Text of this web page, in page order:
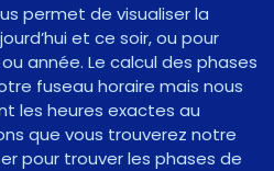
permet de visualiser la
et ce soir, ou pour
année. Le calcul des phases
fuseau horaire mais nous
les heures exactes au
que vous trouverez notre
pour trouver les phases de